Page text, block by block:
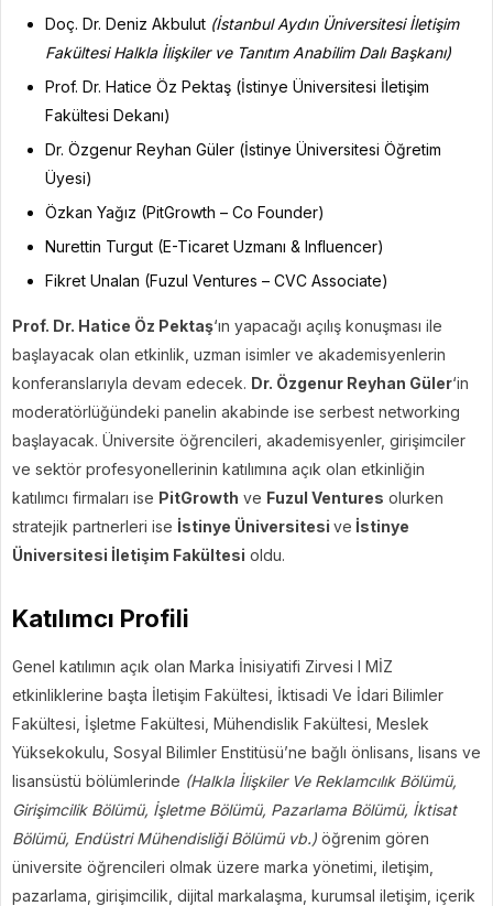
Doç. Dr. Deniz Akbulut (İstanbul Aydın Üniversitesi İletişim
Fakültesi Halkla İlişkiler ve Tanıtım Anabilim Dalı Başkanı)
Prof. Dr. Hatice Öz Pektaş (İstinye Üniversitesi İletişim
Fakültesi Dekanı)
Dr. Özgenur Reyhan Güler (İstinye Üniversitesi Öğretim
Üyesi)
Özkan Yağız (PitGrowth – Co Founder)
Nurettin Turgut (E-Ticaret Uzmanı & Influencer)
Fikret Unalan (Fuzul Ventures – CVC Associate)
Prof. Dr. Hatice Öz Pektaş‘ın yapacağı açılış konuşması ile
başlayacak olan etkinlik, uzman isimler ve akademisyenlerin
konferanslarıyla devam edecek. Dr. Özgenur Reyhan Güler‘in
moderatörlüğündeki panelin akabinde ise serbest networking
başlayacak. Üniversite öğrencileri, akademisyenler, girişimciler
ve sektör profesyonellerinin katılımına açık olan etkinliğin
katılımcı firmaları ise PitGrowth ve Fuzul Ventures olurken
stratejik partnerleri ise İstinye Üniversitesi ve İstinye
Üniversitesi İletişim Fakültesi oldu.
Katılımcı Profili
Genel katılımın açık olan Marka İnisiyatifi Zirvesi I MİZ
etkinliklerine başta İletişim Fakültesi, İktisadi Ve İdari Bilimler
Fakültesi, İşletme Fakültesi, Mühendislik Fakültesi, Meslek
Yüksekokulu, Sosyal Bilimler Enstitüsü’ne bağlı önlisans, lisans ve
lisansüstü bölümlerinde (Halkla İlişkiler Ve Reklamcılık Bölümü,
Girişimcilik Bölümü, İşletme Bölümü, Pazarlama Bölümü, İktisat
Bölümü, Endüstri Mühendisliği Bölümü vb.) öğrenim gören
üniversite öğrencileri olmak üzere marka yönetimi, iletişim,
pazarlama, girişimcilik, dijital markalaşma, kurumsal iletişim, içerik